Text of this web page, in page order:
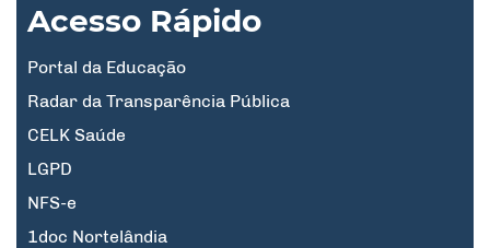
Acesso Rápido
Portal da Educação
Radar da Transparência Pública
CELK Saúde
LGPD
NFS-e
1doc Nortelândia